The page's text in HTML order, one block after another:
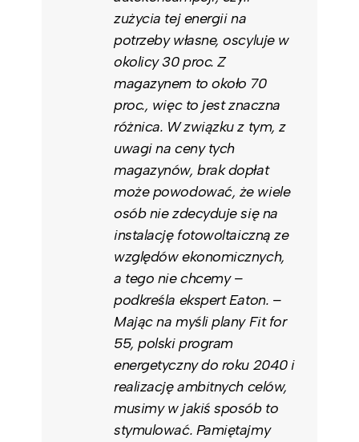
zużycia tej energii na
potrzeby własne, oscyluje w
okolicy 30 proc. Z
magazynem to około 70
proc., więc to jest znaczna
różnica. W związku z tym, z
uwagi na ceny tych
magazynów, brak dopłat
może powodować, że wiele
osób nie zdecyduje się na
instalację fotowoltaiczną ze
względów ekonomicznych,
a tego nie chcemy –
podkreśla ekspert Eaton. –
Mając na myśli plany Fit for
55, polski program
energetyczny do roku 2040 i
realizację ambitnych celów,
musimy w jakiś sposób to
stymulować. Pamiętajmy